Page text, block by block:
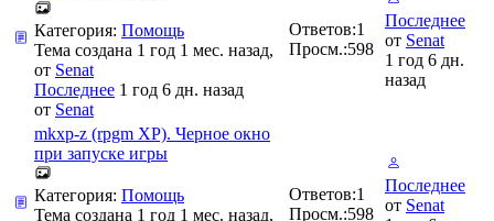
Категория: Помощь
Тема создана 1 год 1 мес. назад,
от Senat
Последнее 1 год 6 дн. назад
от Senat
Ответов:1
Просм.:598
Последнее
от Senat
1 год 6 дн.
назад
mkxp-z (rpgm XP). Черное окно
при запуске игры
Категория: Помощь
Тема создана 1 год 1 мес. назад,
Ответов:1
Просм.:598
Последнее
от Senat